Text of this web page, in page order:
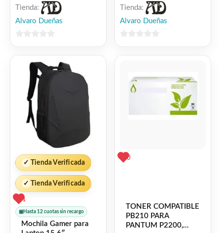
8370/8380/8480/8880/8890
Tienda:
Alvaro Dueñas
WORKCENTRE 3025
Tienda:
Alvaro Dueñas
✓ Tienda Verificada
✓ Tienda Verificada
1
▣ Hasta 12 cuotas sin recargo
Mochila Gamer para
0
TONER COMPATIBLE
PB210 PARA
PANTUM P2200,